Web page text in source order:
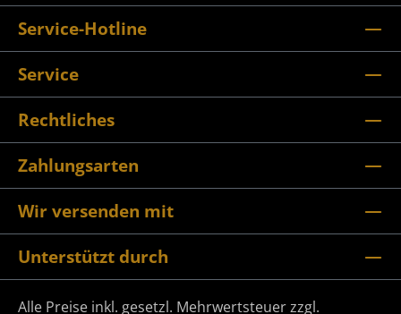
Service-Hotline
Service
Rechtliches
Zahlungsarten
Wir versenden mit
Unterstützt durch
Alle Preise inkl. gesetzl. Mehrwertsteuer zzgl.